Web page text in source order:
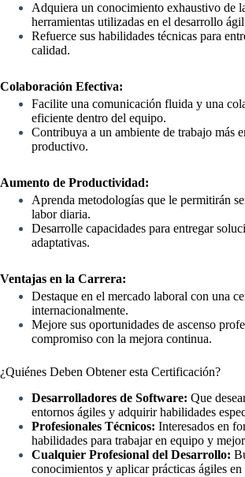
Adquiera un conocimiento exhaustivo de
herramientas utilizadas en el desarrollo
Refuerce sus habilidades técnicas para
calidad.
Colaboración Efectiva:
Facilite una comunicación fluida y una
eficiente dentro del equipo.
Contribuya a un ambiente de trabajo más
productivo.
Aumento de Productividad:
Aprenda metodologías que le permitirán
labor diaria.
Desarrolle capacidades para entregar
adaptativas.
Ventajas en la Carrera:
Destaque en el mercado laboral con una
internacionalmente.
Mejore sus oportunidades de ascenso
compromiso con la mejora continua.
¿Quiénes Deben Obtener esta Certificación?
Desarrolladores de Software: Que
entornos ágiles y adquirir habilidades
Profesionales Técnicos: Interesados en
habilidades para trabajar en equipo y
Cualquier Profesional del Desarrollo:
conocimientos y aplicar prácticas ágiles en